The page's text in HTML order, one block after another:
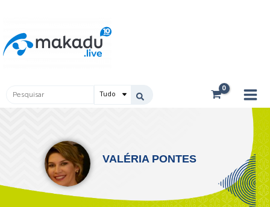
conteúdo
Pesquisar
VALÉRIA PONTES